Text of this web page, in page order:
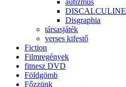
autizmus
DISCALCULINE
Disgraphia
társasjáték
verses kifestő
Fiction
Filmregények
fitnesz DVD
Földgömb
Főzzünk